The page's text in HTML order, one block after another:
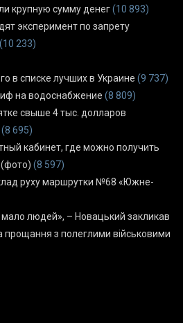
крупную сумму денег(10 893)
эксперимент по запрету
(10 233)
в списке лучших в Украине (9 737)
на водоснабжение (8 809)
свыше 4 тыс. долларов
(8 695)
кабинет, где можно получить
(8 597)
руху маршрутки №68 «Южне-
людей», – Новацький закликав
з полеглими військовими